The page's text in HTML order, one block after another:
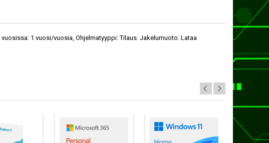
1 vuosi/vuosia, Ohjelmatyyppi: Tilaus. Jakelumuoto: Lataa